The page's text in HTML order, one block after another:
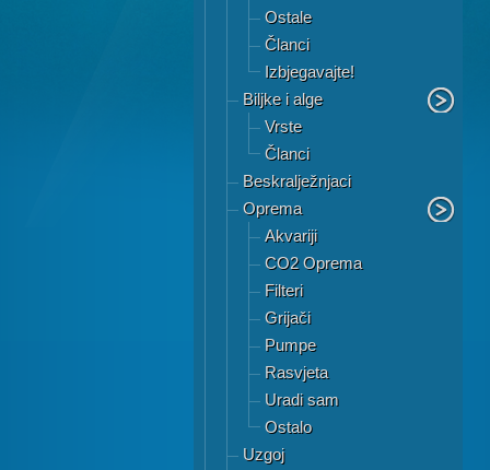
Ostale
Članci
Izbjegavajte!
Biljke i alge
Vrste
Članci
Beskralježnjaci
Oprema
Akvariji
CO2 Oprema
Filteri
Grijači
Pumpe
Rasvjeta
Uradi sam
Ostalo
Uzgoj